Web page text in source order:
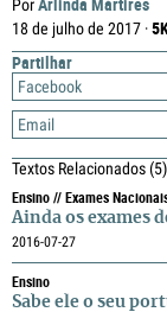
Por
18 de julho de 2017 ·
Partilhar
Facebook
Email
Textos Relacionados(5)
Ensino // Exames
Ainda os exames
2016-07-27
Ensino
Sabe ele o seu